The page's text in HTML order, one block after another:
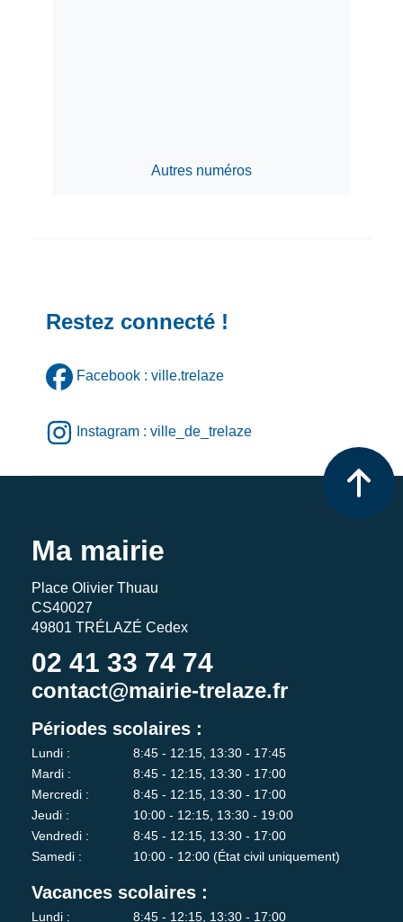
Autres numéros
Restez connecté !
Facebook : ville.trelaze
Instagram : ville_de_trelaze
Ma mairie
Place Olivier Thuau
CS40027
49801 TRÉLAZÉ Cedex
02 41 33 74 74
contact@mairie-trelaze.fr
Périodes scolaires :
Lundi :
8:45 - 12:15, 13:30 - 17:45
Mardi :
8:45 - 12:15, 13:30 - 17:00
Mercredi :
8:45 - 12:15, 13:30 - 17:00
Jeudi :
10:00 - 12:15, 13:30 - 19:00
Vendredi :
8:45 - 12:15, 13:30 - 17:00
Samedi :
10:00 - 12:00 (État civil uniquement)
Vacances scolaires :
Lundi : 8:45 - 12:15, 13:30 - 17:00